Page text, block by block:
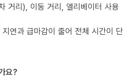
거리), 이동 거리, 엘리베이터 사용
연과 급마감이 줄어 전체 시간이 단
요?